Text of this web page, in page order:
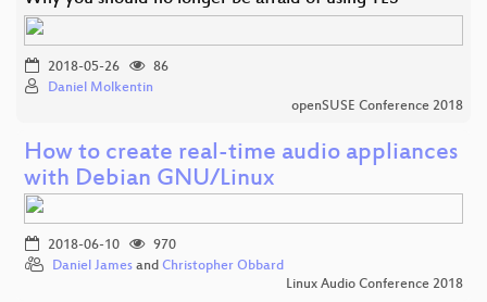
2018-05-26
86
Daniel Molkentin
openSUSE Conference 2018
How to create real-time audio appliances
with Debian GNU/Linux
2018-06-10
970
Daniel James and Christopher Obbard
Linux Audio Conference 2018